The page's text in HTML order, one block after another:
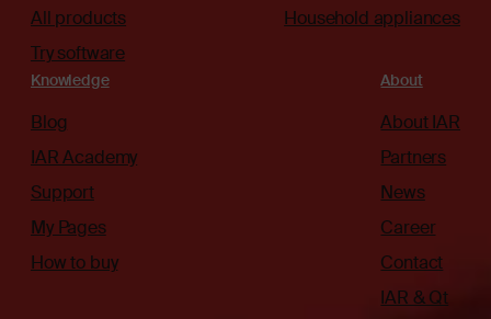
All products
Try software
Household appliances
Knowledge
Blog
IAR Academy
Support
My Pages
How to buy
About
About IAR
Partners
News
Career
Contact
IAR & Qt